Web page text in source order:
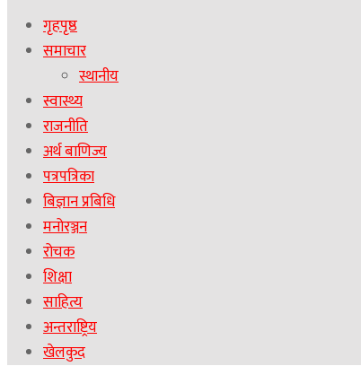
गृहपृष्ठ
समाचार
स्थानीय
स्वास्थ्य
राजनीति
अर्थ बाणिज्य
पत्रपत्रिका
बिज्ञान प्रबिधि
मनोरञ्जन
रोचक
शिक्षा
साहित्य
अन्तराष्ट्रिय
खेलकुद